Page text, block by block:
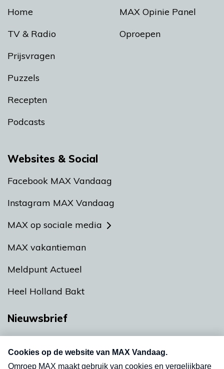
Home
TV & Radio
Prijsvragen
Puzzels
Recepten
Podcasts
MAX Opinie Panel
Oproepen
Websites & Social
Facebook MAX Vandaag
Instagram MAX Vandaag
MAX op sociale media
MAX vakantieman
Meldpunt Actueel
Heel Holland Bakt
Nieuwsbrief
nieuwsbrief. Elke vrijdag- en dinsdagochtend in
uw mailbox.